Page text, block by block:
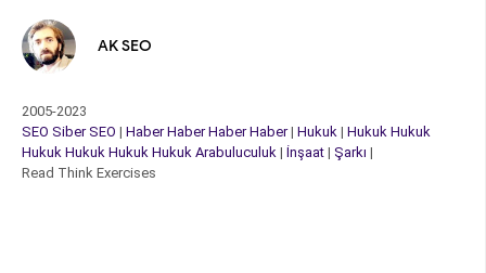
AK SEO
2005-2023
SEO Siber SEO | Haber Haber Haber Haber| Hukuk | Hukuk Hukuk
Hukuk Hukuk Hukuk Hukuk Arabuluculuk | İnşaat | Şarkı |
Read Think Exercises